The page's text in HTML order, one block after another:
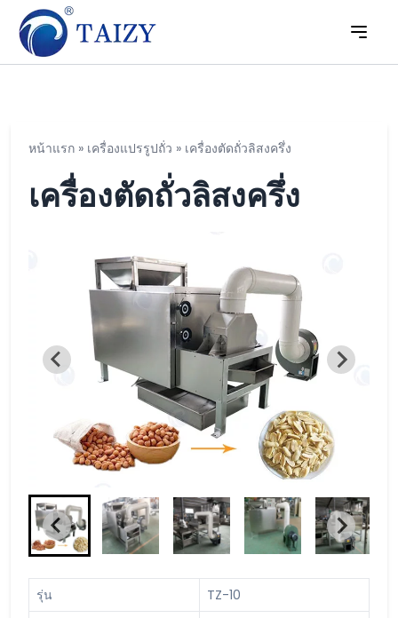
หน้าแรก » เครื่องแปรรูปถั่ว » เครื่องตัดถั่วลิสงครึ่ง
เครื่องตัดถั่วลิสงครึ่ง
รุ่น
TZ-10